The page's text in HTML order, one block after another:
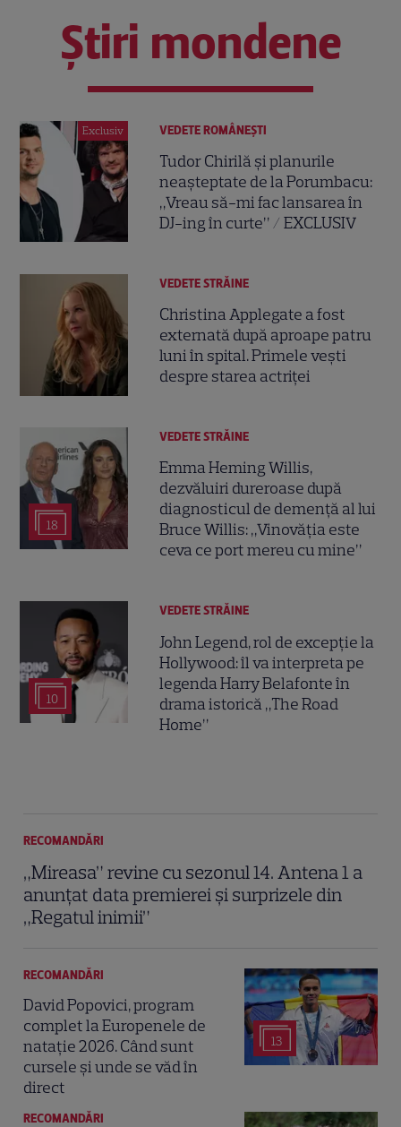
Știri mondene
Exclusiv VEDETE ROMÂNEŞTI
Tudor Chirilă și planurile
neașteptate de la Porumbacu:
„Vreau să-mi fac lansarea în
DJ-ing în curte” / EXCLUSIV
VEDETE STRĂINE
Christina Applegate a fost
externată după aproape patru
luni în spital. Primele vești
despre starea actriței
18
VEDETE STRĂINE
Emma Heming Willis,
dezvăluiri dureroase după
diagnosticul de demență al lui
Bruce Willis: „Vinovăția este
ceva ce port mereu cu mine”
10
VEDETE STRĂINE
John Legend, rol de excepție la
Hollywood: îl va interpreta pe
legenda Harry Belafonte în
drama istorică „The Road
Home”
RECOMANDĂRI
„Mireasa” revine cu sezonul 14. Antena 1 a
anunțat data premierei și surprizele din
„Regatul inimii”
13
RECOMANDĂRI
David Popovici, program
complet la Europenele de
natație 2026. Când sunt
cursele și unde se văd în
direct
RECOMANDĂRI